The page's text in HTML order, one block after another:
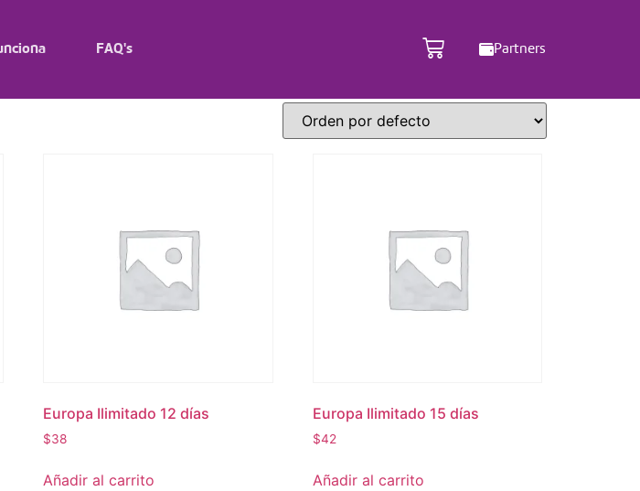
FAQ's Partners
Europa Ilimitado 12 días
$38
Añadir al carrito
Europa Ilimitado 15 días
$42
Añadir al carrito